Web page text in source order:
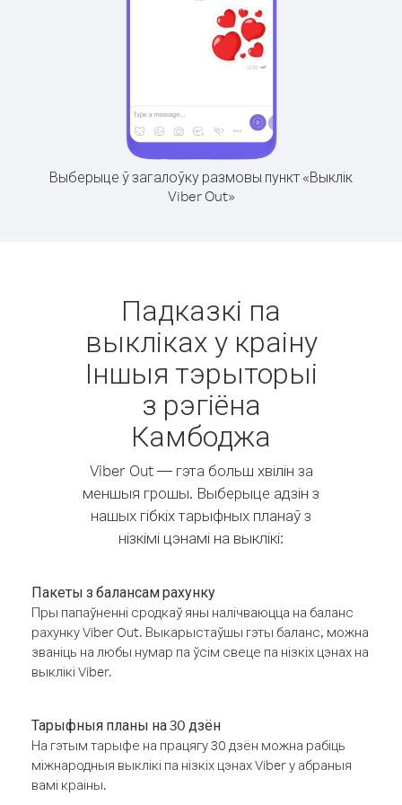
Выберыце ў загалоўку размовы пункт «Выклік
Viber Out»
Падказкі па
выкліках у краіну
Іншыя тэрыторыі
з рэгіёна
Камбоджа
Viber Out — гэта больш хвілін за
меншыя грошы. Выберыце адзін з
нашых гібкіх тарыфных планаў з
нізкімі цэнамі на выклікі:
Пакеты з балансам рахунку
Пры папаўненні сродкаў яны налічваюцца на баланс
рахунку Viber Out. Выкарыстаўшы гэты баланс, можна
званіць на любы нумар па ўсім свеце па нізкіх цэнах на
выклікі Viber.
Тарыфныя планы на 30 дзён
На гэтым тарыфе на працягу 30 дзён можна рабіць
міжнародныя выклікі па нізкіх цэнах Viber у абраныя
вамі краіны.